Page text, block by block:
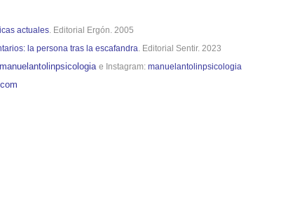
actuales. Editorial Ergón. 2005
la persona tras la escafandra. Editorial Sentir. 2023
manuelantolinpsicologia e Instagram: manuelantolinpsicologia